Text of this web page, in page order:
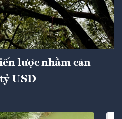
lược nhằm cán
USD